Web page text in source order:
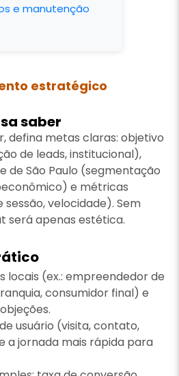
e manutenção
estratégico
saber
defina metas claras: objetivo
de leads, institucional),
de São Paulo (segmentação
e métricas
velocidade). Sem
será apenas estética.
locais (ex.: empreendedor de
consumidor final) e
usuário (visita, contato,
a jornada mais rápida para